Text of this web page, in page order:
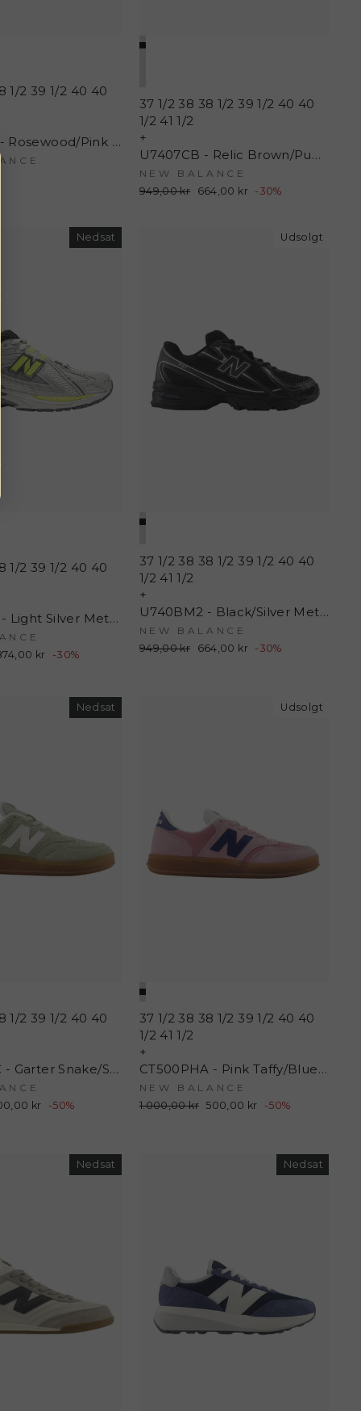
1/2 39 1/2 40 40
U5304GM - Rosewood/Pink Salt/Shadow Red - New Balance
37 1/238 38 1/239 1/2 40 40
1/2 41 1/2
+
U7407CB - Relic Brown/Pumpernickel - New Balance
NEW BALANCE
Normalpris
949,00 kr Udsalgspris
664,00 kr -30%
Nedsat
1/2 39 1/2 40 40
U190652H - Light Silver Metallic - New Balance
kr -30%
Udsolgt
37 1/238 38 1/239 1/2 40 40
1/2 41 1/2
+
U740BM2 - Black/Silver Metallic - New Balance
NEW BALANCE
Normalpris
949,00 kr Udsalgspris
664,00 kr -30%
Nedsat
1/2 39 1/2 40 40
CT500PHC - Garter Snake/Sea Salt - New Balance
kr -50%
Udsolgt
37 1/238 38 1/239 1/2 40 40
1/2 41 1/2
+
CT500PHA - Pink Taffy/Blue Oyster - New Balance
NEW BALANCE
Normalpris
1.000,00 kr Udsalgspris
500,00 kr -50%
Nedsat Nedsat